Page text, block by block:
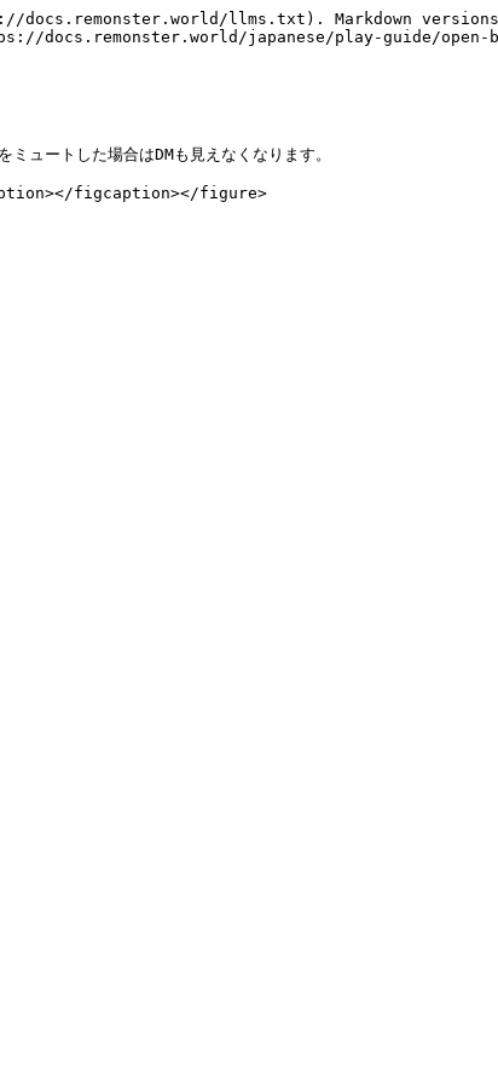
llms.txt). Markdown
docs.remonster.world/japanese/play-guide/
ュートした場合はDMも見えなくなります。
figcaption></figure>